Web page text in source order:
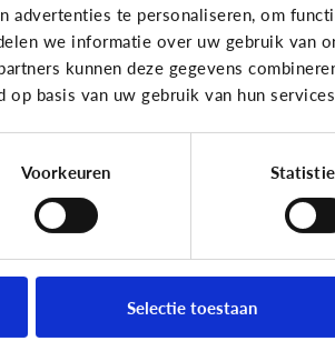
advertenties te personaliseren, om
we informatie over uw gebruik van
kunnen deze gegevens
basis van uw gebruik van hun
Voorkeuren
Selectie toestaan
Techniek en toekomst
[Quiz]Wat weet jij
over ‘Internet of
Toys’?
Ontdek het hier!